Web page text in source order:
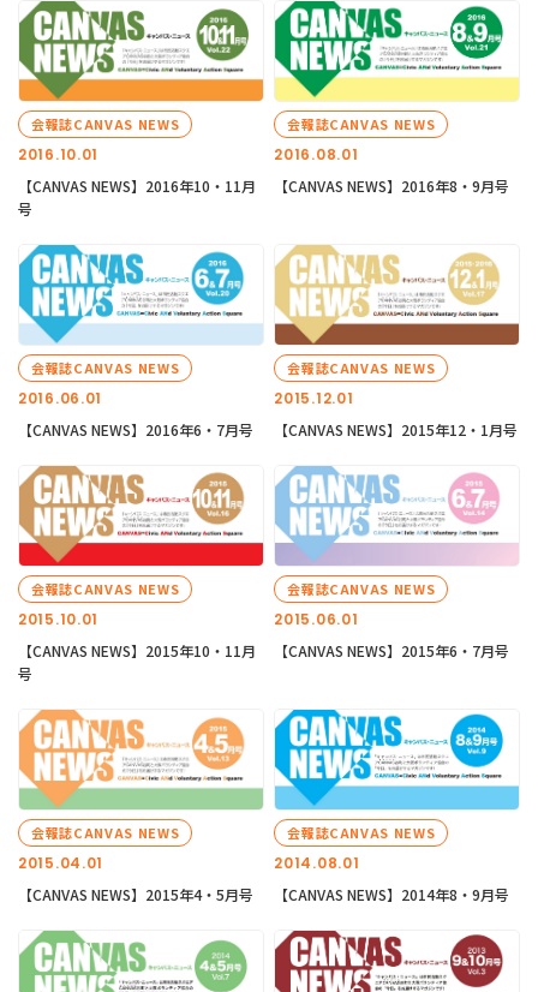
2016.10.01
会報誌CANVAS NEWS
【CANVAS NEWS】2016年10・11月
号
2016.08.01
会報誌CANVAS NEWS
【CANVAS NEWS】2016年8・9月号
2016.06.01
会報誌CANVAS NEWS
【CANVAS NEWS】2016年6・7月号
2015.12.01
会報誌CANVAS NEWS
【CANVAS NEWS】2015年12・1月号
2015.10.01
会報誌CANVAS NEWS
【CANVAS NEWS】2015年10・11月
号
2015.06.01
会報誌CANVAS NEWS
【CANVAS NEWS】2015年6・7月号
2015.04.01
会報誌CANVAS NEWS
【CANVAS NEWS】2015年4・5月号
2014.08.01
会報誌CANVAS NEWS
【CANVAS NEWS】2014年8・9月号